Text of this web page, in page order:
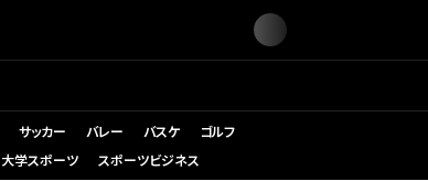
サッカー バレー バスケ
ゴルフ
大学スポーツ スポーツビジネス